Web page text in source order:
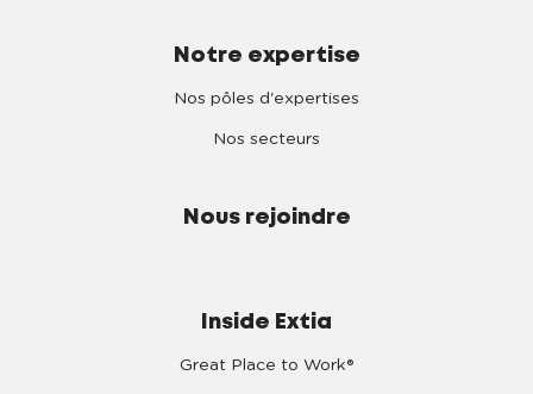
Notre expertise
Nos pôles d'expertises
Nos secteurs
Nous rejoindre
Inside Extia
Great Place to Work®